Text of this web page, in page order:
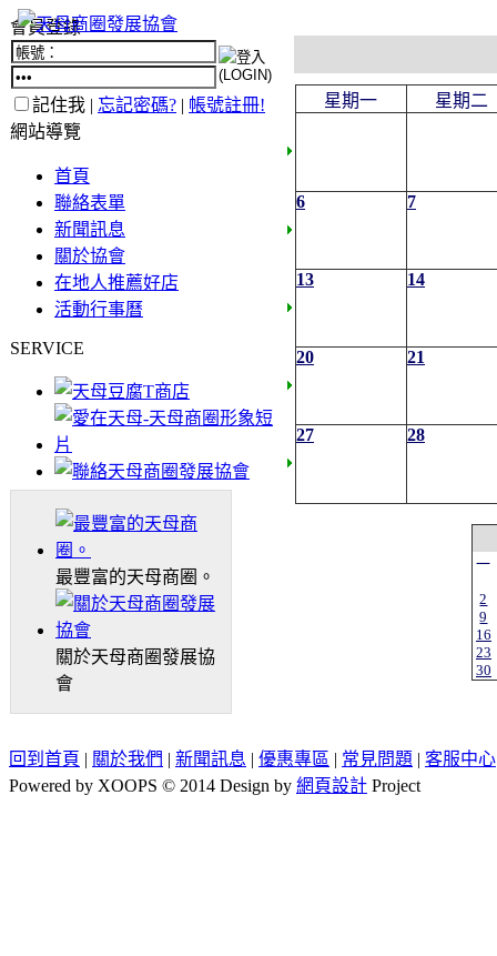
會員登錄
記住我 | 忘記密碼? | 帳號註冊!
網站導覽
首頁
聯絡表單
新聞訊息
關於協會
在地人推薦好店
活動行事曆
SERVICE
最豐富的天母商圈。
關於天母商圈發展協
會
星期一 星期二
6 7
13 14
20 21
27 28
一
2
9
16
23
30
回到首頁 | 關於我們 | 新聞訊息 | 優惠專區 | 常見問題 | 客服中心
Powered by XOOPS © 2014 Design by 網頁設計 Project